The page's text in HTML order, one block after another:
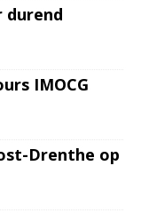
durend
IMOCG
Drenthe op